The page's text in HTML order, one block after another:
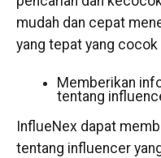
mudah dan cepat
yang tepat yang
Memberikan
tentang
InflueNex dapat
tentang influencer